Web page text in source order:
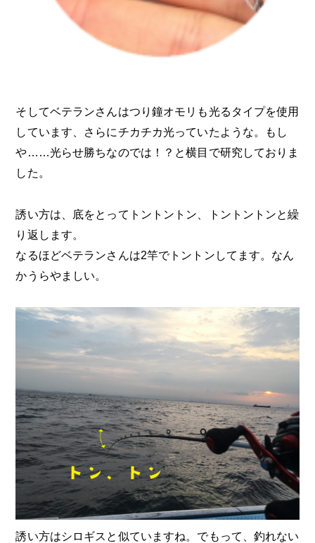
そしてベテランさんはつり鐘オモリも光るタイプを使用
しています、さらにチカチカ光っていたような。もし
や……光らせ勝ちなのでは！？と横目で研究しておりま
した。
誘い方は、底をとってトントントン、トントントンと繰
り返します。
なるほどベテランさんは2竿でトントンしてます。なん
かうらやましい。
誘い方はシロギスと似ていますね。でもって、釣れない